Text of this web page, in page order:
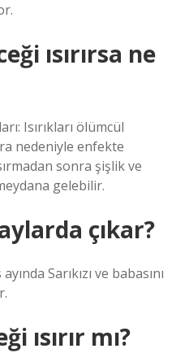
ısırırsa ne
Isırıkları ölümcül
nedeniyle enfekte
sonra şişlik ve
gelebilir.
çıkar?
Sarıkızı ve babasını
ısırır mı?